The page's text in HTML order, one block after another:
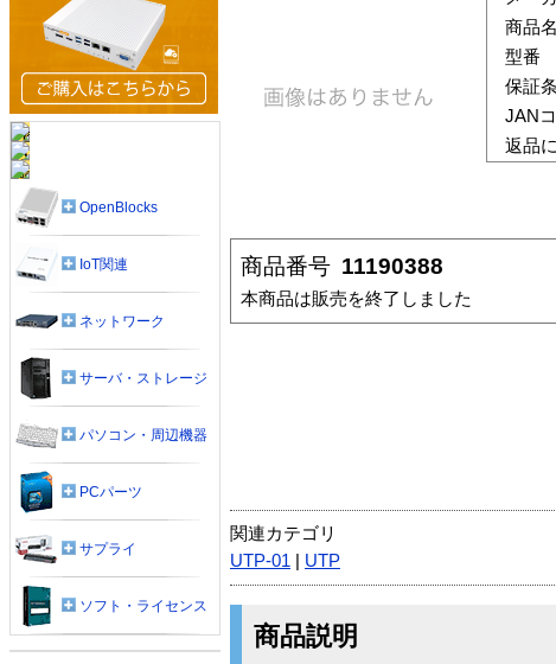
商品名
型番
保証
JAN
返品
商品番号 11190388
本商品は販売を終了しました
関連カテゴリ
UTP-01
UTP
商品説明
OpenBlocks
IoT関連
ネットワーク
サーバ・ストレージ
パソコン・周辺機器
PCパーツ
サプライ
ソフト・ライセンス